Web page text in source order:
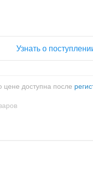
Узнать о
доступна после